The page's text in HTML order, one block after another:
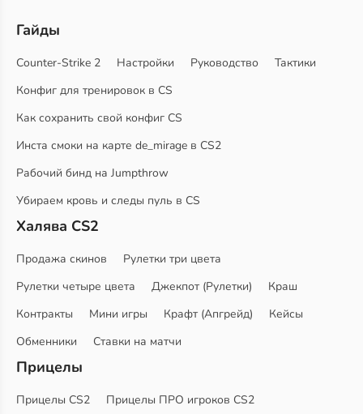
Гайды
Counter-Strike 2 Настройки Руководство
Тактики
Конфиг для тренировок в CS
Как сохранить свой конфиг CS
Инста смоки на карте de_mirage в CS2
Рабочий бинд на Jumpthrow
Убираем кровь и следы пуль в CS
Халява CS2
Продажа скинов
Рулетки три цвета
Рулетки четыре цвета
Джекпот (Рулетки)
Краш
Контракты
Мини игры Крафт (Апгрейд)
Кейсы
Обменники
Ставки на матчи
Прицелы
Прицелы CS2
Прицелы ПРО игроков CS2